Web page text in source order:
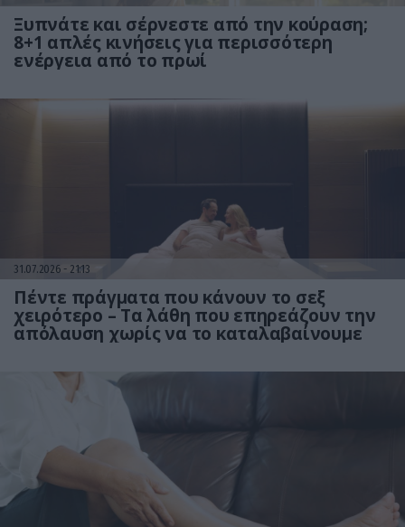
Ξυπνάτε και σέρνεστε από την κούραση;
8+1 απλές κινήσεις για περισσότερη
ενέργεια από το πρωί
31.07.2026 21:13
Πέντε πράγματα που κάνουν το σεξ
χειρότερο – Τα λάθη που επηρεάζουν την
απόλαυση χωρίς να το καταλαβαίνουμε